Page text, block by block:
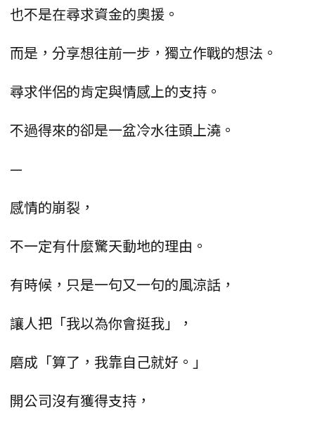
也不是在尋求資金的奧援。
而是，分享想往前一步，獨立作戰的想法。
尋求伴侶的肯定與情感上的支持。
不過得來的卻是一盆冷水往頭上澆。
—
感情的崩裂，
不一定有什麼驚天動地的理由。
有時候，只是一句又一句的風涼話，
讓人把「我以為你會挺我」，
磨成「算了，我靠自己就好。」
開公司沒有獲得支持，